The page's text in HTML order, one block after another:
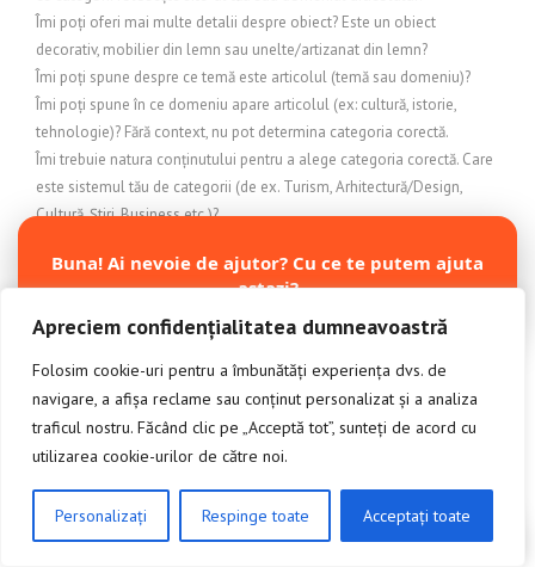
Apreciem confidențialitatea dumneavoastră
Folosim cookie-uri pentru a îmbunătăți experiența dvs. de
navigare, a afișa reclame sau conținut personalizat și a analiza
traficul nostru. Făcând clic pe „Acceptă tot”, sunteți de acord cu
utilizarea cookie-urilor de către noi.
Personalizați Respinge toate Acceptați toate
Îmi poți oferi mai multe detalii despre obiect? Este un obiect
decorativ, mobilier din lemn sau unelte/artizanat din lemn?
Îmi poți spune despre ce temă este articolul (temă sau domeniu)?
Îmi poți spune în ce domeniu apare articolul (ex: cultură, istorie,
tehnologie)? Fără context, nu pot determina categoria corectă.
Îmi trebuie natura conținutului pentru a alege categoria corectă. Care
este sistemul tău de categorii (de ex. Turism, Arhitectură/Design,
Cultură, Știri, Business etc.)?
IMOBILIARE
Încălzire și protecție exterioară
Inchideri terase
INDUSTRIE
Industrie și comerț
Industrie și Manufactură
Industrie si productie
Industrie și servicii
Industrie textilă
CLICK AICI PENTRU A DISCUTA
Buna! Ai nevoie de ajutor? Cu ce te putem ajuta
astazi?